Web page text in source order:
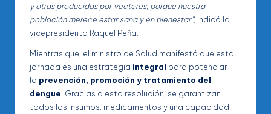
y otras producidas por vectores, porque nuestra
población merece estar sana y en bienestar”, indicó la
vicepresidenta Raquel Peña.
Mientras que, el ministro de Salud manifestó que esta
jornada es una estrategia integral para potenciar
la prevención, promoción y tratamiento del
dengue . Gracias a esta resolución, se garantizan
todos los insumos, medicamentos y una capacidad